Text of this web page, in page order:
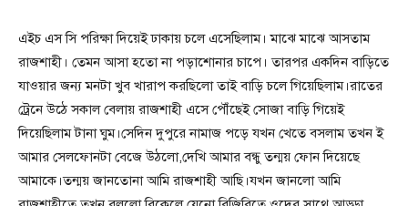
এইচ এস সি পরিক্ষা দিয়েই ঢাকায় চলে এসেছিলাম। মাঝে মাঝে আসতাম
রাজশাহী। তেমন আসা হতো না পড়াশোনার চাপে। তারপর একদিন বাড়িতে
যাওয়ার জন্য মনটা খুব খারাপ করছিলো তাই বাড়ি চলে গিয়েছিলাম।রাতের
ট্রেনে উঠে সকাল বেলায় রাজশাহী এসে পৌঁছেই সোজা বাড়ি গিয়েই
দিয়েছিলাম টানা ঘুম।সেদিন দুপুরে নামাজ পড়ে যখন খেতে বসলাম তখন ই
আমার সেলফোনটা বেজে উঠলো,দেখি আমার বন্ধু তন্ময় ফোন দিয়েছে
আমাকে।তন্ময় জানতোনা আমি রাজশাহী আছি।যখন জানলো আমি